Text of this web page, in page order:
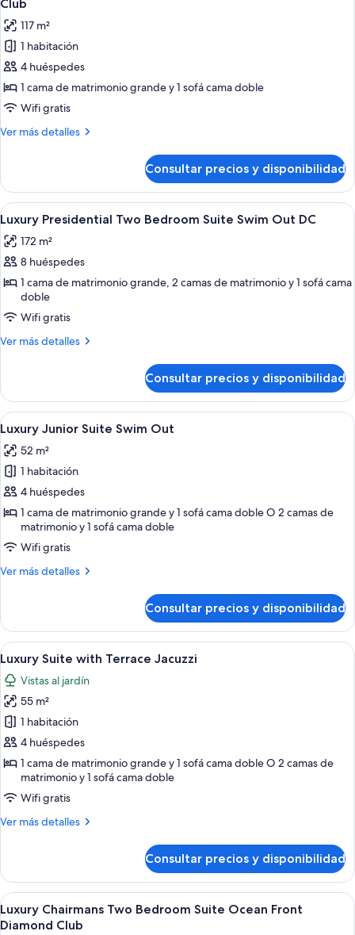
View
las
fotos
de
Luxury
Presidential
One
Bedroom
Out
Diamond
Club
Club
117 m²
1 habitación
4 huéspedes
1 cama de matrimonio grande y 1 sofá cama doble
Wifi gratis
Ver más detalles
Más
Presidential
One
Bedroom
Swim
Out
Club
Consultar precios y disponibilidad
Abrir
todas
las
fotos
de
Luxury
Presidential
Two
Swim
Out
DC
Piscina con sillas de descanso y
7
Luxury Presidential Two Bedroom Suite Swim Out DC
172 m²
8 huéspedes
1 cama de matrimonio grande, 2 camas de matrimonio y 1 sofá cama
doble
Wifi gratis
Ver más detalles
Más
Presidential
Two
Bedroom
Swim
Out
DC
Consultar precios y disponibilidad
Abrir
todas
las
fotos
de
Luxury
Junior
Suite
Swim
Un área de piscina con dos sillas de
6
Luxury Junior Suite Swim Out
52 m²
1 habitación
4 huéspedes
1 cama de matrimonio grande y 1 sofá cama doble O 2 camas de
matrimonio y 1 sofá cama doble
Wifi gratis
Ver más detalles
Más
Junior
Suite
Swim
Out
Consultar precios y disponibilidad
Abrir
todas
las
fotos
de
Luxury
Suite
with
Terrace
Jacuzzi
Habitación de hotel moderna con
6
Luxury Suite with Terrace Jacuzzi
Vistas al jardín
55 m²
1 habitación
4 huéspedes
1 cama de matrimonio grande y 1 sofá cama doble O 2 camas de
matrimonio y 1 sofá cama doble
Wifi gratis
Ver más detalles
Más
Suite
with
Terrace
Jacuzzi
Consultar precios y disponibilidad
Abrir
todas
Una mesa de billar con vista
5
Luxury Chairmans Two Bedroom Suite Ocean Front
Diamond Club